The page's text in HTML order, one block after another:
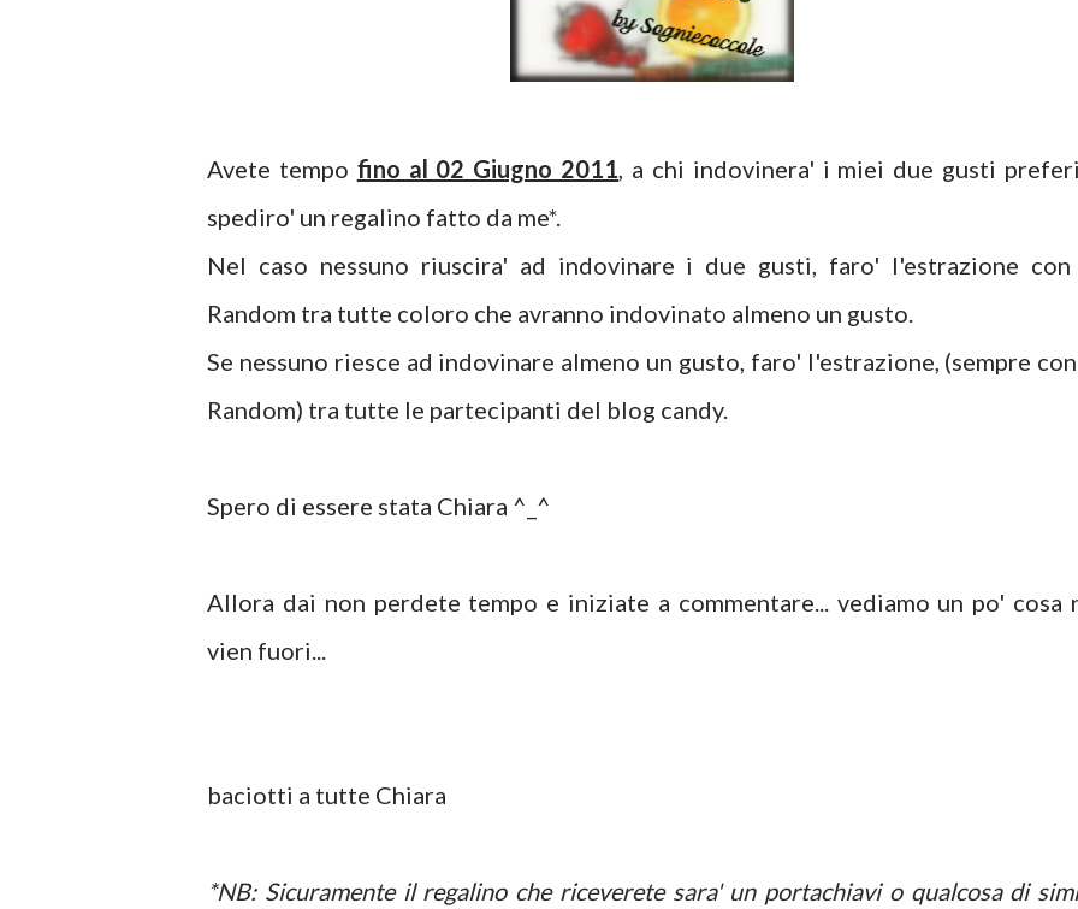
Avete tempo fino al 02 Giugno 2011, a chi indovinera' i miei due gusti
spediro' un regalino fatto da me*.
Nel caso nessuno riuscira' ad indovinare i due gusti, faro' l'estrazione
Random tra tutte coloro che avranno indovinato almeno un gusto.
Se nessuno riesce ad indovinare almeno un gusto, faro' l'estrazione, (sempre
Random) tra tutte le partecipanti del blog candy.
Spero di essere stata Chiara ^_^
Allora dai non perdete tempo e iniziate a commentare... vediamo un po' cosa
vien fuori...
baciotti a tutte Chiara
*NB: Sicuramente il regalino che riceverete sara' un portachiavi o qualcosa di